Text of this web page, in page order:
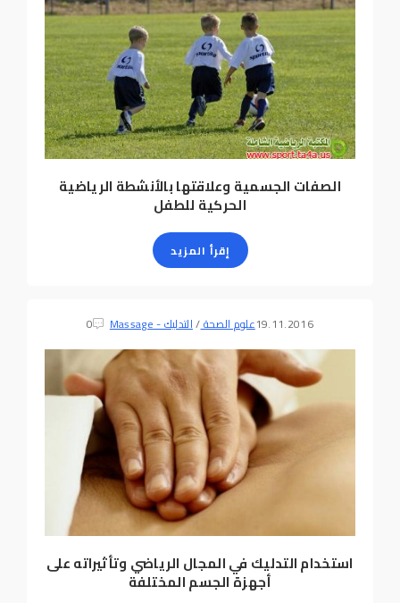
الصفات الجسمية وعلاقتها بالأنشطة الرياضية
الحركية للطفل
إقرأ المزيد
19.11.2016علوم الصحة/التدليك - Massage 0
استخدام التدليك في المجال الرياضي وتأثيراته على
أجهزة الجسم المختلفة